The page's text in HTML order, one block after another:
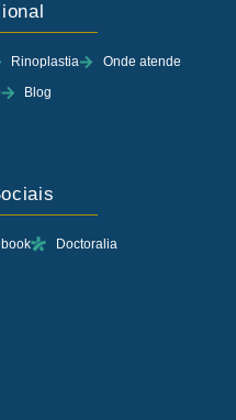
Rinoplastia
Onde atende
Blog
Doctoralia